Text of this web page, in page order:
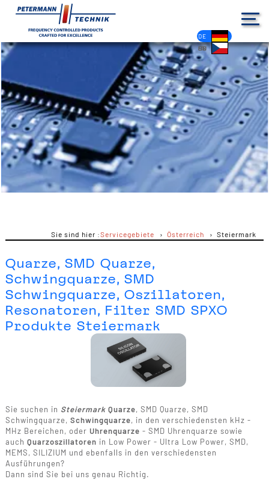
DE
EN
FR
ES
PL
IT
NL
HU
CS
Sie sind hier :Servicegebiete Österreich Steiermark
Quarze, SMD Quarze,
Schwingquarze, SMD
Schwingquarze, Oszillatoren,
Resonatoren, Filter SMD SPXO
Produkte Steiermark
Sie suchen in Steiermark Quarze, SMD Quarze, SMD
Schwingquarze, Schwingquarze, in den verschiedensten kHz -
MHz Bereichen, oder Uhrenquarze - SMD Uhrenquarze sowie
auch Quarzoszillatoren in Low Power - Ultra Low Power, SMD,
MEMS, SILIZIUM und ebenfalls in den verschiedensten
Ausführungen?
Dann sind Sie bei uns genau Richtig.